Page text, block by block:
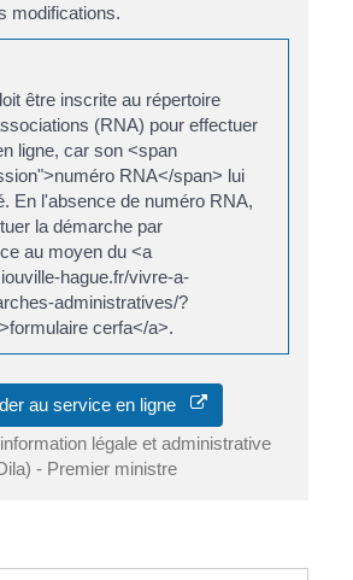
modifications.
être inscrite au répertoire
(RNA) pour effectuer
ligne, car son <span
RNA</span> lui
En l'absence de numéro RNA,
la démarche par
au moyen du <a
hague.fr/vivre-a-
administratives/?
cerfa</a>.
au service en ligne
légale et administrative
- Premier ministre